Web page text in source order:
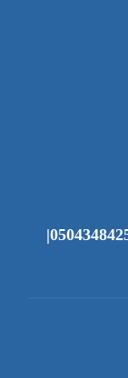
شركة تنظيف خزانات في ابوظبي |0504348425|